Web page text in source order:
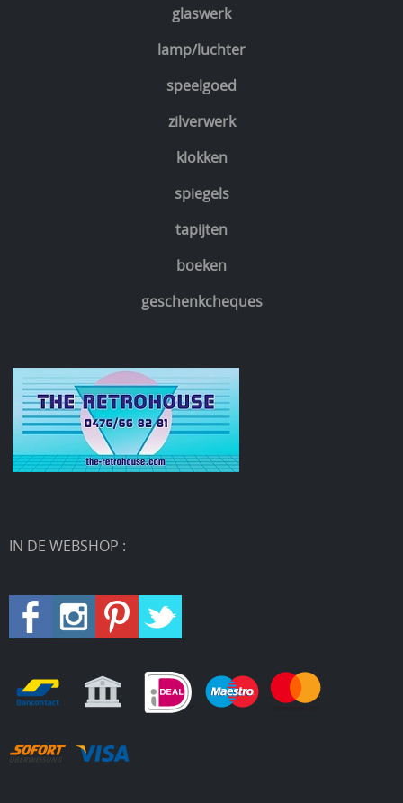
glaswerk
lamp/luchter
speelgoed
zilverwerk
klokken
spiegels
tapijten
boeken
geschenkcheques
IN DE WEBSHOP :